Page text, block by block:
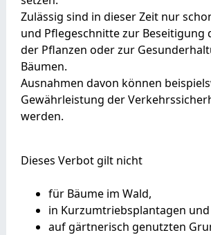
Zulässig sind in dieser Zeit nur
und Pflegeschnitte zur Beseitigung
der Pflanzen oder zur
Bäumen.
Ausnahmen davon können
Gewährleistung der
werden.
Dieses Verbot gilt nicht
für Bäume im Wald,
in Kurzumtriebsplantagen und
auf gärtnerisch genutzten